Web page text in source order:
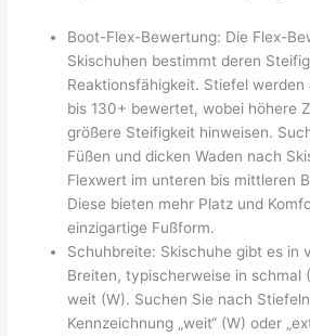
Boot-Flex-Bewertung: Die Flex-
Skischuhen bestimmt deren
Reaktionsfähigkeit. Stiefel werden
bis 130+ bewertet, wobei höhere
größere Steifigkeit hinweisen.
Füßen und dicken Waden nach
Flexwert im unteren bis mittleren
Diese bieten mehr Platz und
einzigartige Fußform.
Schuhbreite: Skischuhe gibt es in
Breiten, typischerweise in schmal
weit (W). Suchen Sie nach
Kennzeichnung „weit“ (W) oder